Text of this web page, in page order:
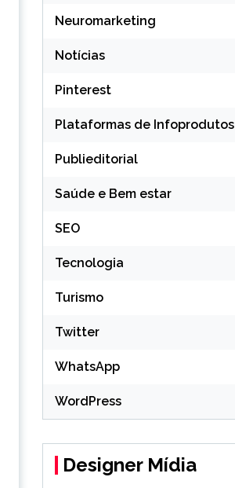
Neuromarketing
Notícias
Pinterest
Plataformas de Infoprodutos
Publieditorial
Saúde e Bem estar
SEO
Tecnologia
Turismo
Twitter
WhatsApp
WordPress
Designer Mídia